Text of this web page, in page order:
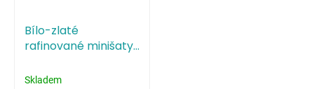
Bílo-zlaté
rafinované minišaty
třásněmi
Skladem